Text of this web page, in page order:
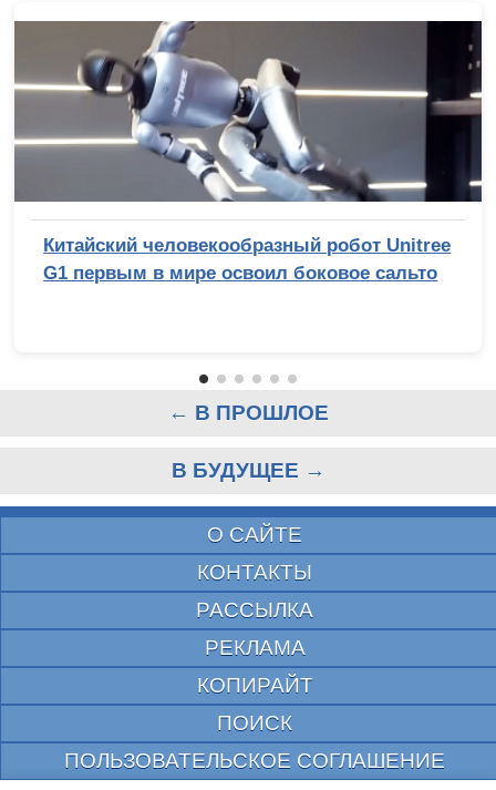
Китайский человекообразный робот Unitree
G1 первым в мире освоил боковое сальто
← В ПРОШЛОЕ
В БУДУЩЕЕ →
О САЙТЕ
КОНТАКТЫ
РАССЫЛКА
РЕКЛАМА
КОПИРАЙТ
ПОИСК
ПОЛЬЗОВАТЕЛЬСКОЕ СОГЛАШЕНИЕ